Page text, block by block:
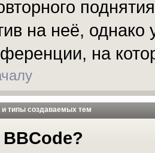
на неё,
на
типы создаваемых тем
BBCode?